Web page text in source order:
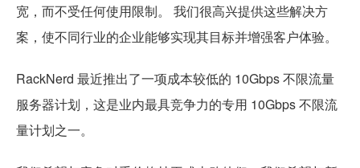
宽，而不受任何使用限制。 我们很高兴提供这些解决方
案，使不同行业的企业能够实现其目标并增强客户体验。
RackNerd 最近推出了一项成本较低的 10Gbps 不限流量
服务器计划，这是业内最具竞争力的专用 10Gbps 不限流
量计划之一。